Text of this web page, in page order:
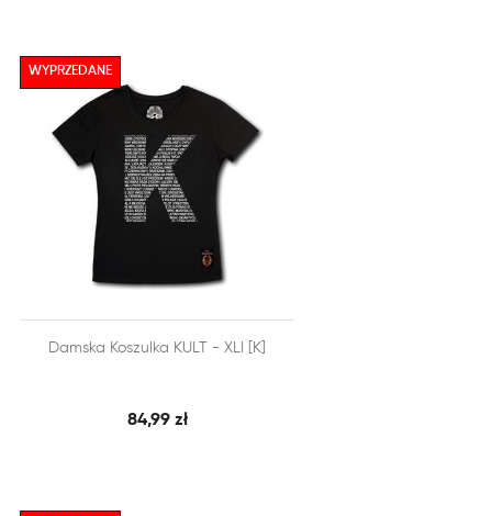
DODAJ DO KOSZYKA
SZYBKI PODGLĄD
Damska Koszulka KULT - XLI [K]
84,99 zł
WYPRZEDANE